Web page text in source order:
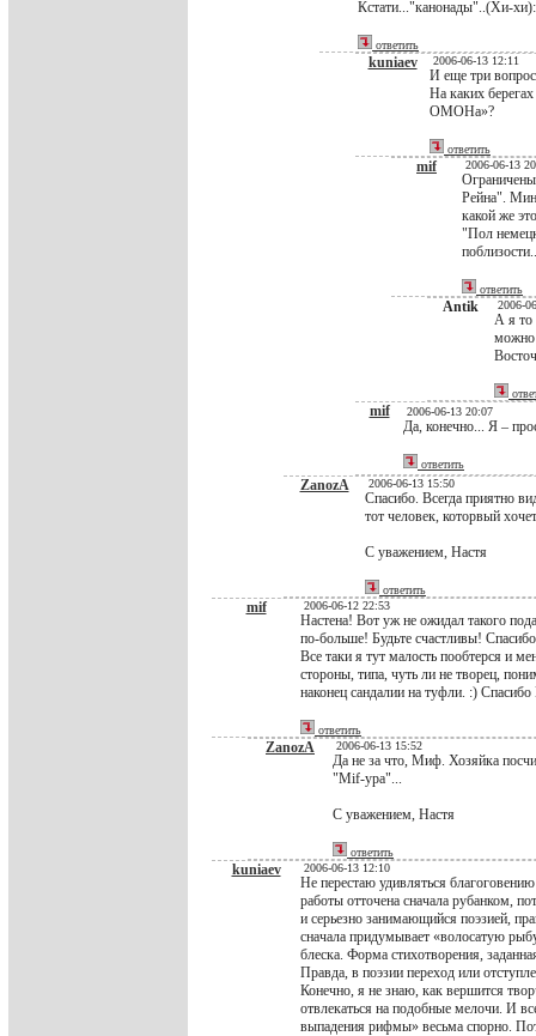
Кстати..."канонады"..(Хи-
ответить
kuniaev 2006-06-13 12:11
И еще три
На каких
ОМОНа»?
ответить
mif 2006-06-13
Рейна".
какой же
"Пол
ответить
Antik 2006-
А я то
можно
mif 2006-06-13 20:07
Да, конечно... Я –
ответить
ZanozA 2006-06-13 15:50
Спасибо. Всегда приятно
тот человек, которвый
С уважением, Настя
ответить
mif 2006-06-12 22:53
Настена! Вот уж не ожидал такого
по-больше! Будьте счастливы!
Все таки я тут малость пообтерся и
стороны, типа, чуть ли не творец,
наконец сандалии на туфли. :)
ответить
ZanozA 2006-06-13 15:52
Да не за что, Миф. Хозяйка
"Mif-ура"...
С уважением, Настя
ответить
kuniaev 2006-06-13 12:10
Не перестаю удивляться
работы отточена сначала рубанком,
и серьезно занимающийся поэзией,
сначала придумывает «волосатую
блеска. Форма стихотворения,
Правда, в поэзии переход или
Конечно, я не знаю, как вершится
отвлекаться на подобные мелочи. И
выпадения рифмы» весьма спорно.